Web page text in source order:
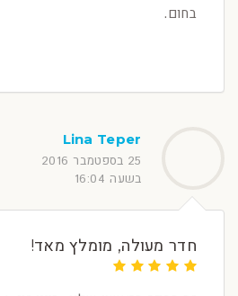
בחום.
Lina Teper
25 בספטמבר 2016
בשעה 16:04
חדר מעולה, מומלץ מאד!